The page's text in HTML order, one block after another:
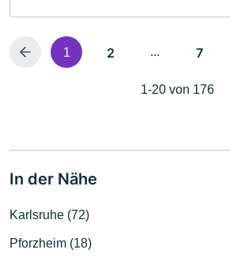
1 2 ... 7
1-20 von 176
In der Nähe
Karlsruhe (72)
Pforzheim (18)